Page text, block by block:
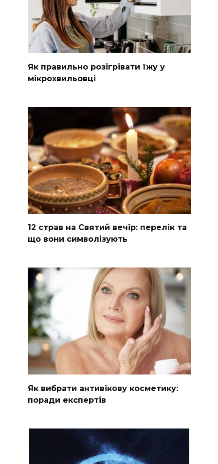
Як правильно розігрівати їжу у
мікрохвильовці
12 страв на Святий вечір: перелік та
що вони символізують
Як вибрати антивікову косметику:
поради експертів